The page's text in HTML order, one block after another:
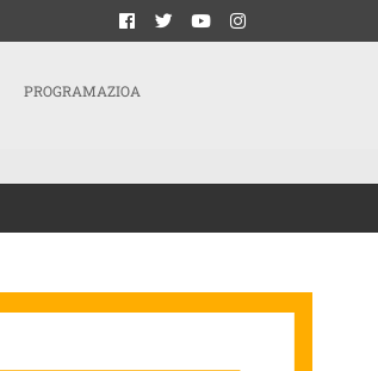
PROGRAMAZIOA